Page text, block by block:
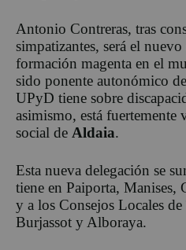
Antonio Contreras, tras
simpatizantes, será el
formación magenta en el
sido ponente autonómico
UPyD tiene sobre
asimismo, está fuertemente
social de Aldaia.
Esta nueva delegación se
tiene en Paiporta, Manises,
y a los Consejos Locales
Burjassot y Alboraya.